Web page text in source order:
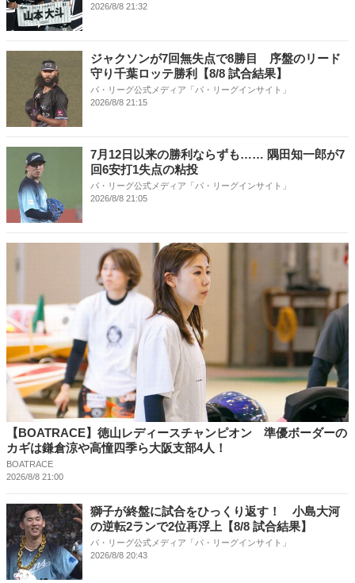
2026/8/8 21:32
ジャクソンが7回無失点で8勝目 序盤のリード
守り千葉ロッテ勝利【8/8 試合結果】
パ・リーグ公式メディア「パ・リーグインサイト」
2026/8/8 21:15
7月12日以来の勝利ならずも…… 隅田知一郎が7
回6安打1失点の粘投
パ・リーグ公式メディア「パ・リーグインサイト」
2026/8/8 21:05
【BOATRACE】徳山レディースチャンピオン 準優ボーダーの
カギは鎌倉涼や高憧四季ら大阪支部4人！
BOATRACE
2026/8/8 21:00
獅子が終盤に試合をひっくり返す！ 小島大河
の逆転2ランで2位再浮上【8/8 試合結果】
パ・リーグ公式メディア「パ・リーグインサイト」
2026/8/8 20:43